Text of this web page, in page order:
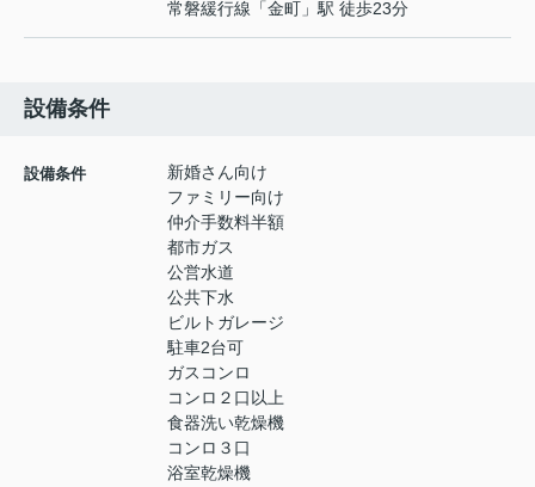
常磐緩行線 「金町 」駅 徒歩23分
設備条件
設備条件
新婚さん向け
ファミリー向け
仲介手数料半額
都市ガス
公営水道
公共下水
ビルトガレージ
駐車2台可
ガスコンロ
コンロ２口以上
食器洗い乾燥機
コンロ３口
浴室乾燥機